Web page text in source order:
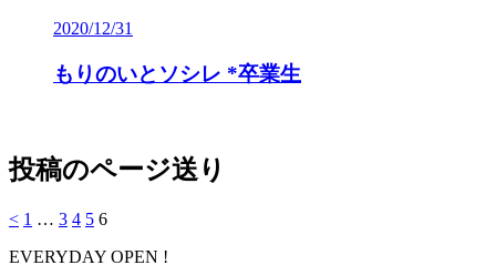
2020/12/31
もりのいとソシレ *卒業生
投稿のページ送り
< 1 … 3 4 5 6
EVERYDAY OPEN !